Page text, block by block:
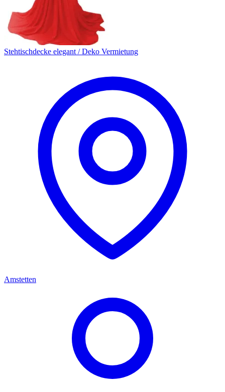
Stehtischdecke elegant / Deko Vermietung
Amstetten